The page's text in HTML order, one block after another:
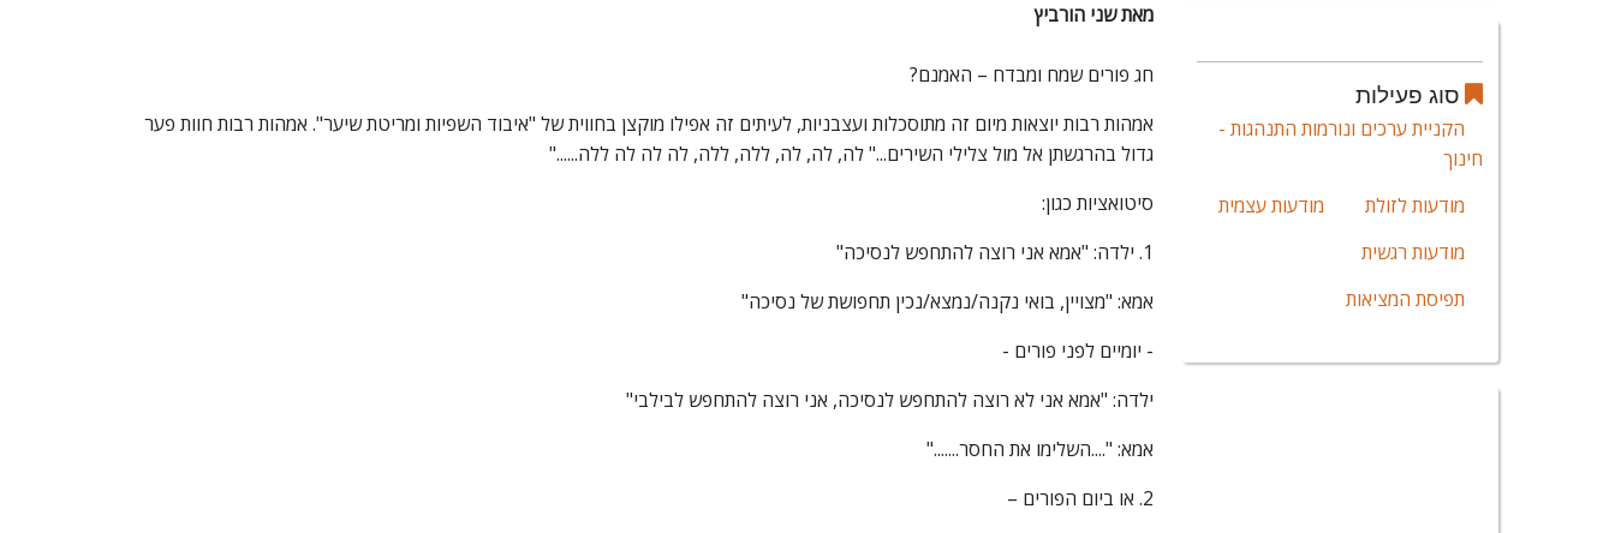
מאת שני הורביץ
חג פורים שמח ומבדח – האמנם?
אמהות רבות יוצאות מיום זה מתוסכלות ועצבניות, לעיתים זה אפילו מוקצן בחווית של "איבוד השפיות ומריטת שיער". אמהות רבות חוות פער
גדול בהרגשתן אל מול צלילי השירים..." לה, לה, לה, ללה, ללה, לה לה לה ללה......"
סיטואציות כגון:
1. ילדה: "אמא אני רוצה להתחפש לנסיכה"
אמא: "מצויין, בואי נקנה/נמצא/נכין תחפושת של נסיכה"
- יומיים לפני פורים -
ילדה: "אמא אני לא רוצה להתחפש לנסיכה, אני רוצה להתחפש לבילבי"
אמא: "....השלימו את החסר......."
2. או ביום הפורים –
סוג פעילות
הקניית ערכים ונורמות התנהגות -
חינוך
מודעות לזולת
מודעות עצמית
מודעות רגשית
תפיסת המציאות